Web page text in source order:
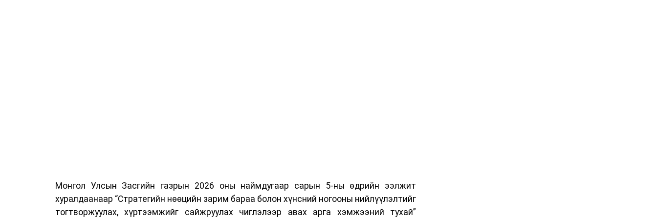
Монгол Улсын Засгийн газрын 2026 оны наймдугаар сарын 5-ны өдрийн ээлжит
хуралдаанаар “Стратегийн нөөцийн зарим бараа болон хүнсний ногооны нийлүүлэлтийг
тогтворжуулах, хүртээмжийг сайжруулах чиглэлээр авах арга хэмжээний тухай”